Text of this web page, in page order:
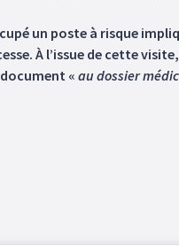
un poste à risque
À l’issue de cette
« au dossier